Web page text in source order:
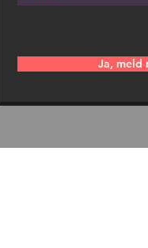
Ja, meld